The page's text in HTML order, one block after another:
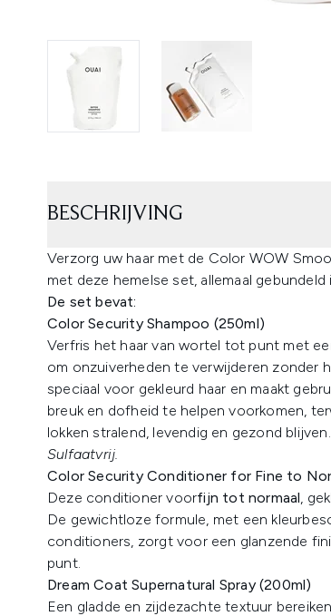
BESCHRIJVING
Verzorg uw haar met de Color WOW
met deze hemelse set, allemaal
De set bevat:
Color Security Shampoo (250ml)
Verfris het haar van wortel tot punt met
om onzuiverheden te verwijderen zonder
speciaal voor gekleurd haar en maakt
breuk en dofheid te helpen voorkomen,
lokken stralend, levendig en gezond blijven.
Sulfaatvrij.
Color Security Conditioner for Fine to
Deze conditioner voorfijn tot normaal,
De gewichtloze formule, met een
conditioners, zorgt voor een glanzende
punt.
Dream Coat Supernatural Spray (200ml)
Een gladde en zijdezachte textuur